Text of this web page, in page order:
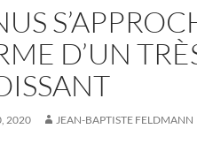
D’UN
2020 JEAN-BAPTISTE FELDMANN